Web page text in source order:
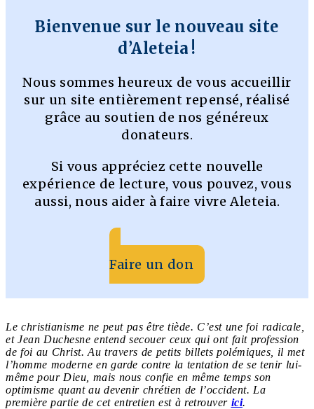
Bienvenue sur le nouveau site
d’Aleteia !
Nous sommes heureux de vous accueillir
sur un site entièrement repensé, réalisé
grâce au soutien de nos généreux
donateurs.
Si vous appréciez cette nouvelle
expérience de lecture, vous pouvez, vous
aussi, nous aider à faire vivre Aleteia.
Faire un don
Le christianisme ne peut pas être tiède. C’est une foi radicale,
et Jean Duchesne entend secouer ceux qui ont fait profession
de foi au Christ. Au travers de petits billets polémiques, il met
l’homme moderne en garde contre la tentation de se tenir lui-
même pour Dieu, mais nous confie en même temps son
optimisme quant au devenir chrétien de l’occident. La
première partie de cet entretien est à retrouver ici.